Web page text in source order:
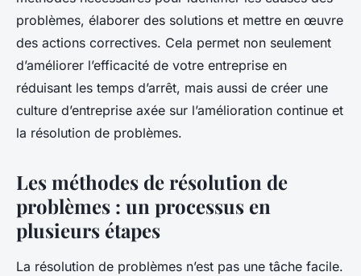
problèmes, élaborer des solutions et mettre en œuvre
des actions correctives. Cela permet non seulement
d’améliorer l’efficacité de votre entreprise en
réduisant les temps d’arrêt, mais aussi de créer une
culture d’entreprise axée sur l’amélioration continue et
la résolution de problèmes.
Les méthodes de résolution de
problèmes : un processus en
plusieurs étapes
La résolution de problèmes n’est pas une tâche facile.